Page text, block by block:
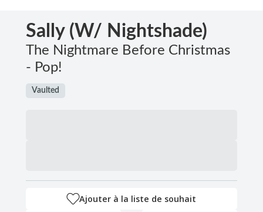
Sally (w/ Nightshade)
The Nightmare Before Christmas
- Pop!
Vaulted
Ajouter à la liste de souhait